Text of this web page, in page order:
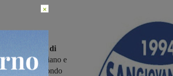
pomeriggio di
di Pulicciano e
Secondo
×